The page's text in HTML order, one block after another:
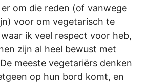
om die reden (of vanwege
voor om vegetarisch te
ik veel respect voor heb,
zijn al heel bewust met
meeste vegetariërs denken
op hun bord komt, en